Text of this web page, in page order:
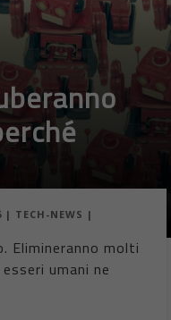
| TECH-NEWS |
Elimineranno molti
umani ne